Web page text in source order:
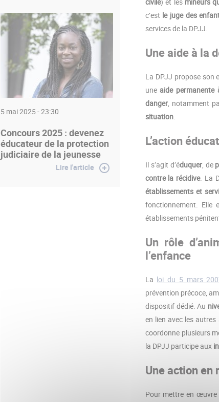
c’est le juge des
services de la DPJJ.
Une aide à la
La DPJJ propose son
uneaide permanente
danger, notamment
situation.
L’action
Il s’agit d’éduquer, de
contre la récidive. La
établissements et
fonctionnement. Elle
établissements
Un rôle
l’enfance
La loi du 5 mars
prévention précoce,
dispositif dédié. Au
en lien avec les
coordonne plusieurs
la DPJJ participe aux
Une action en
Pour mettre en œuvre
5 mai 2025 - 23:30
Concours 2025 : devenez
éducateur de la protection
judiciaire de la jeunesse
Lire l'article